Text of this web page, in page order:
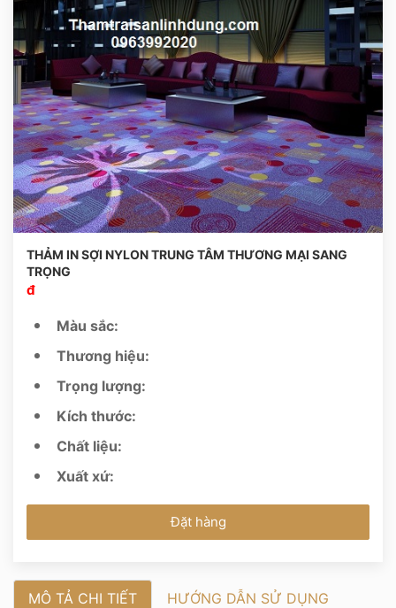
THẢM IN SỢI NYLON TRUNG TÂM THƯƠNG MẠI SANG
TRỌNG
đ
Màu sắc:
Thương hiệu:
Trọng lượng:
Kích thước:
Chất liệu:
Xuất xứ:
Đặt hàng
MÔ TẢ CHI TIẾT HƯỚNG DẪN SỬ DỤNG